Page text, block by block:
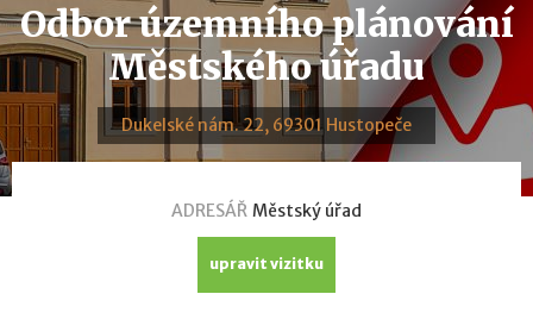
Odbor územního plánování
Městského úřadu
Dukelské nám. 22, 69301 Hustopeče
ADRESÁŘ Městský úřad
upravit vizitku